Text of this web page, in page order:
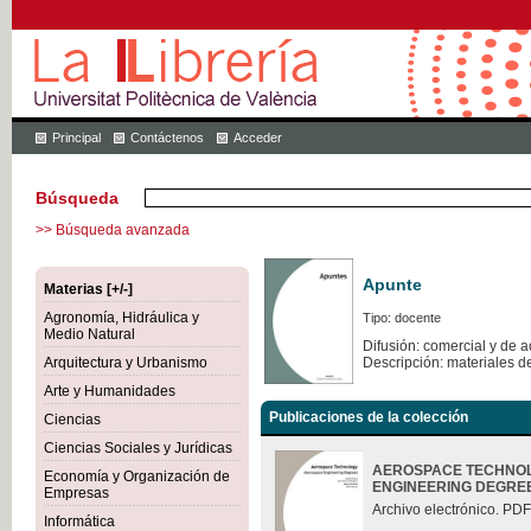
Principal Contáctenos Acceder
Búsqueda
>> Búsqueda avanzada
Materias [+/-]
Agronomía, Hidráulica y
Medio Natural
Arquitectura y Urbanismo
Arte y Humanidades
Ciencias
Ciencias Sociales y Jurídicas
Economía y Organización de
Empresas
Informática
Apunte
Tipo: docente
Difusión: comercial y de
Descripción: materiales
Publicaciones de la colección
AEROSPACE
ENGINEERING
Archivo electrónico.